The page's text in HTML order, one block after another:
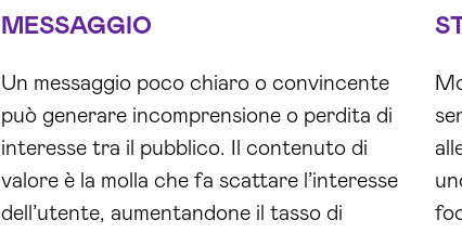
MESSAGGIO
Un messaggio poco chiaro o convincente
può generare incomprensione o perdita di
interesse tra il pubblico. Il contenuto di
valore è la molla che fa scattare l’interesse
dell’utente, aumentandone il tasso di